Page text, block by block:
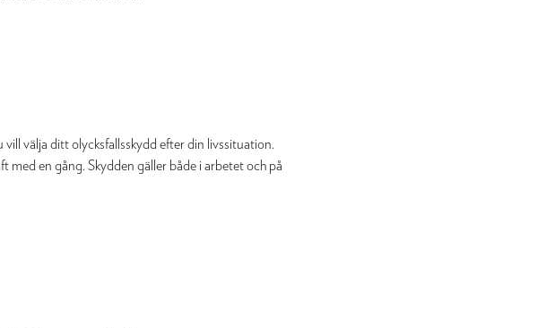
välja ditt olycksfallsskydd efter din livssituation.
en gång. Skydden gäller både i arbetet och på